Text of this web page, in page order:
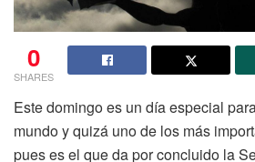
0
SHARES
Este domingo es un día especial
mundo y quizá uno de los más
pues es el que da por concluido la